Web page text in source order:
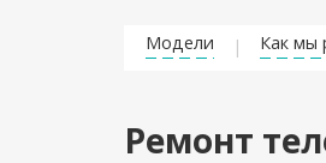
Модели Как мы
Ремонт